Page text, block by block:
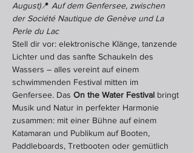
August)📍 Auf dem Genfersee, zwischen
der Société Nautique de Genève und La
Perle du Lac
Stell dir vor: elektronische Klänge, tanzende
Lichter und das sanfte Schaukeln des
Wassers – alles vereint auf einem
schwimmenden Festival mitten im
Genfersee. Das On the Water Festival bringt
Musik und Natur in perfekter Harmonie
zusammen: mit einer Bühne auf einem
Katamaran und Publikum auf Booten,
Paddleboards, Tretbooten oder gemütlich